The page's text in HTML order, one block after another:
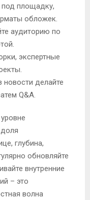
под площадку,
обложек.
аудиторию по
экспертные
новости делайте
Q&A.
глубина,
обновляйте
внутренние
– это
волна